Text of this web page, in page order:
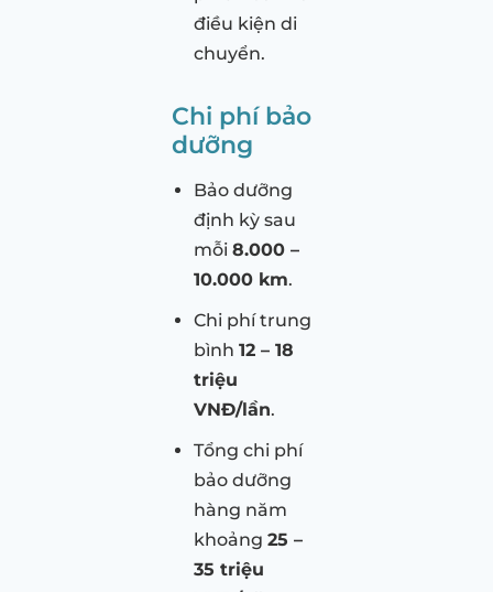
điều kiện di
chuyển.
Chi phí bảo
dưỡng
Bảo dưỡng
định kỳ sau
mỗi 8.000 –
10.000 km.
Chi phí trung
bình 12 – 18
triệu
VNĐ/lần.
Tổng chi phí
bảo dưỡng
hàng năm
khoảng 25 –
35 triệu